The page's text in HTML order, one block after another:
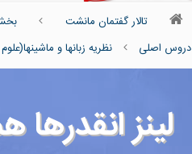
تالار گفتمان مانشت
دروس اصلی
نظریه زبانها و
لینز